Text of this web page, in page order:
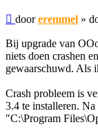
Bericht
dooreremmel »
Bij upgrade van
niets doen crashen
gewaarschuwd. Als
Crash probleem is
3.4 te installeren.
"C:\Program